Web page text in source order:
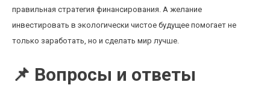
правильная стратегия финансирования. А желание
инвестировать в экологически чистое будущее помогает не
только заработать, но и сделать мир лучше.
📌 Вопросы и ответы